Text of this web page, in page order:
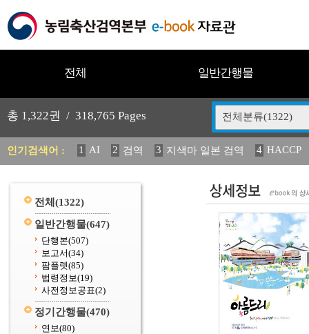
전체 일반간행물
총 1,322권 / 318,765 Pages 전체분류(1322)
인기검색어 : 1 AI 2 검역 3 지색마 일본 검역 4 HACCP
11 2025 12 중독성 식물 도감 13 媛 異 14
전체 (1322)
일반간행물(647)
단행본(507)
보고서(34)
팜플렛(85)
법령정보(19)
사전정보공표(2)
정기간행물(470)
연보(80)